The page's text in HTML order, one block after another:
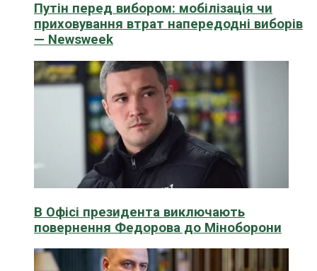
Путін перед вибором: мобілізація чи
приховування втрат напередодні виборів
— Newsweek
В Офісі президента виключають
повернення Федорова до Міноборони